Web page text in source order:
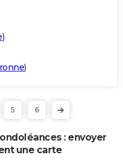
)
)
5 6
: envoyer
une carte